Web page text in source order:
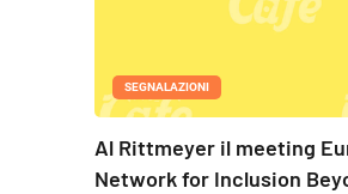
SEGNALAZIONI
Al Rittmeyer il meeting
Network for Inclusion